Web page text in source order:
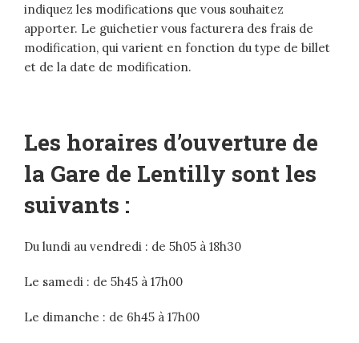
indiquez les modifications que vous souhaitez
apporter. Le guichetier vous facturera des frais de
modification, qui varient en fonction du type de billet
et de la date de modification.
Les horaires d’ouverture de
la Gare de Lentilly sont les
suivants :
Du lundi au vendredi : de 5h05 à 18h30
Le samedi : de 5h45 à 17h00
Le dimanche : de 6h45 à 17h00